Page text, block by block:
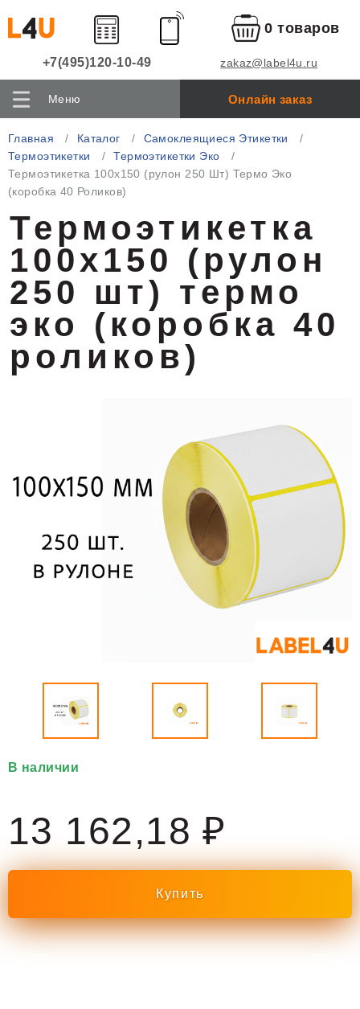
+7(495)120-10-49 zakaz@label4u.ru
0 товаров
Меню Онлайн заказ
Главная Каталог
Самоклеящиеся Этикетки
Термоэтикетки
Термоэтикетки Эко
Термоэтикетка 100x150 (рулон 250 Шт) Термо Эко
(коробка 40 Роликов)
Термоэтикетка
100x150 (рулон
250 шт) термо
эко (коробка 40
роликов)
В наличии
13 162,18 ₽